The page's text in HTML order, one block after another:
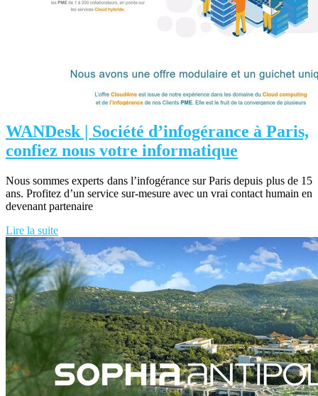
WANDesk | Société d’infogérance à Paris,
confiez nous votre informatique
Nous sommes experts dans l’infogérance sur Paris depuis plus de 15
ans. Profitez d’un service sur-mesure avec un vrai contact humain en
devenant partenaire
Lire la suite